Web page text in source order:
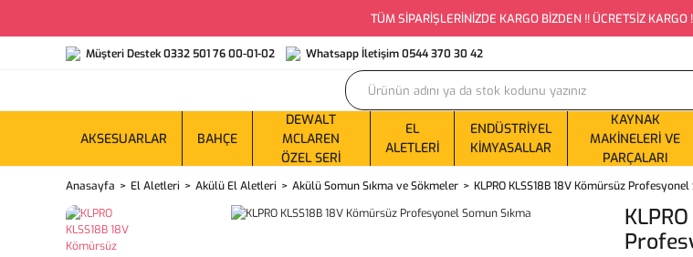
TÜM SİPARİŞLERİNİZDE KARGO BİZDEN !! ÜCRETSİZ
Müşteri Destek 0332 501 76 00-01-02 Whatsapp İletişim 0544 370 30 42
AKSESUARLAR BAHÇE
DEWALT
MCLAREN
ÖZEL SERI
EL
ALETLERI
ENDÜSTRIYEL
KIMYASALLAR
KAYNAK
MAKINELERI VE
PARÇALARI
Anasayfa El Aletleri Akülü El Aletleri Akülü Somun Sıkma ve Sökmeler KLPRO KLSS18B 18V Kömürsüz Profesyonel